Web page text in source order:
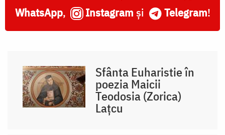
WhatsApp, Instagram și Telegram!
Sfânta Euharistie în
poezia Maicii
Teodosia (Zorica)
Lațcu